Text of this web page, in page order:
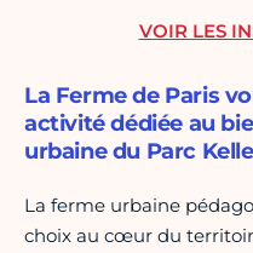
La Ferme de Paris
activité dédiée au
urbaine du Parc
La ferme urbaine
choix au cœur du
VOIR LES